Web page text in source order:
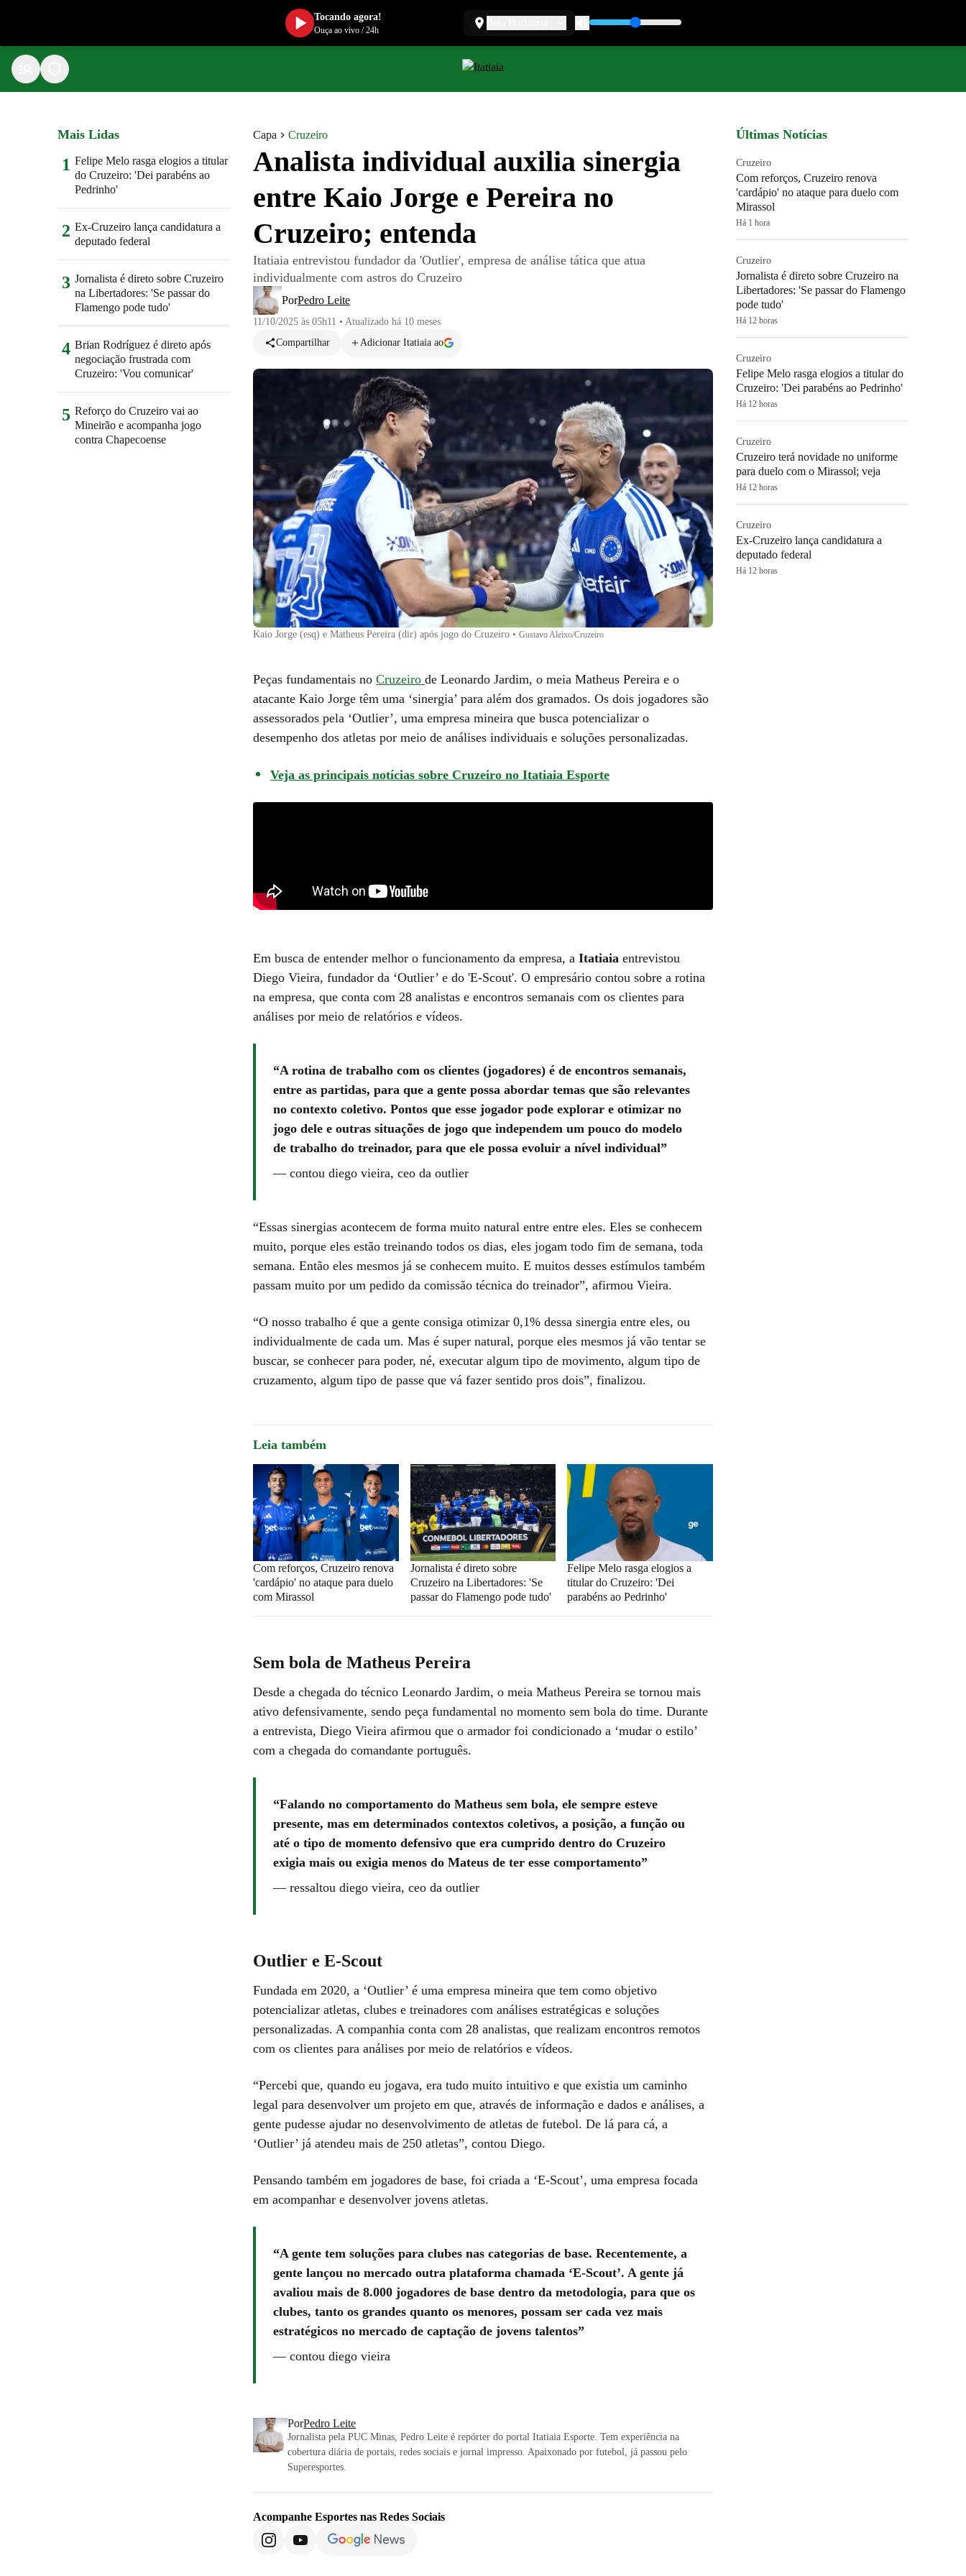
Capa Cruzeiro
Analista individual auxilia sinergia
entre Kaio Jorge e Pereira no
Cruzeiro; entenda
Itatiaia entrevistou fundador da 'Outlier', empresa de análise tática que atua
individualmente com astros do Cruzeiro
PorPedro Leite
11/10/2025 às 05h11 • Atualizado há 10 meses
Compartilhar
Adicionar Itatiaia ao
Kaio Jorge (esq) e Matheus Pereira (dir) após jogo do Cruzeiro • Gustavo Aleixo/Cruzeiro
Peças fundamentais no Cruzeiro de Leonardo Jardim, o meia Matheus Pereira e o
atacante Kaio Jorge têm uma ‘sinergia’ para além dos gramados. Os dois jogadores são
assessorados pela ‘Outlier’, uma empresa mineira que busca potencializar o
desempenho dos atletas por meio de análises individuais e soluções personalizadas.
Veja as principais notícias sobre Cruzeiro no Itatiaia Esporte
Em busca de entender melhor o funcionamento da empresa, a Itatiaia entrevistou
Diego Vieira, fundador da ‘Outlier’ e do 'E-Scout'. O empresário contou sobre a rotina
na empresa, que conta com 28 analistas e encontros semanais com os clientes para
análises por meio de relatórios e vídeos.
A rotina de trabalho com os clientes (jogadores) é de encontros semanais,
entre as partidas, para que a gente possa abordar temas que são relevantes
no contexto coletivo. Pontos que esse jogador pode explorar e otimizar no
jogo dele e outras situações de jogo que independem um pouco do modelo
de trabalho do treinador, para que ele possa evoluir a nível individual
— contou diego vieira, ceo da outlier
“Essas sinergias acontecem de forma muito natural entre entre eles. Eles se conhecem
muito, porque eles estão treinando todos os dias, eles jogam todo fim de semana, toda
semana. Então eles mesmos já se conhecem muito. E muitos desses estímulos também
passam muito por um pedido da comissão técnica do treinador”, afirmou Vieira.
“O nosso trabalho é que a gente consiga otimizar 0,1% dessa sinergia entre eles, ou
individualmente de cada um. Mas é super natural, porque eles mesmos já vão tentar se
buscar, se conhecer para poder, né, executar algum tipo de movimento, algum tipo de
cruzamento, algum tipo de passe que vá fazer sentido pros dois”, finalizou.
Leia também
Com reforços, Cruzeiro renova
'cardápio' no ataque para duelo
com Mirassol
Jornalista é direto sobre
Cruzeiro na Libertadores: 'Se
passar do Flamengo pode tudo'
Felipe Melo rasga elogios a
titular do Cruzeiro: 'Dei
parabéns ao Pedrinho'
Sem bola de Matheus Pereira
Desde a chegada do técnico Leonardo Jardim, o meia Matheus Pereira se tornou mais
ativo defensivamente, sendo peça fundamental no momento sem bola do time. Durante
a entrevista, Diego Vieira afirmou que o armador foi condicionado a ‘mudar o estilo’
com a chegada do comandante português.
Falando no comportamento do Matheus sem bola, ele sempre esteve
presente, mas em determinados contextos coletivos, a posição, a função ou
até o tipo de momento defensivo que era cumprido dentro do Cruzeiro
exigia mais ou exigia menos do Mateus de ter esse comportamento
— ressaltou diego vieira, ceo da outlier
Outlier e E-Scout
Fundada em 2020, a ‘Outlier’ é uma empresa mineira que tem como objetivo
potencializar atletas, clubes e treinadores com análises estratégicas e soluções
personalizadas. A companhia conta com 28 analistas, que realizam encontros remotos
com os clientes para análises por meio de relatórios e vídeos.
“Percebi que, quando eu jogava, era tudo muito intuitivo e que existia um caminho
legal para desenvolver um projeto em que, através de informação e dados e análises, a
gente pudesse ajudar no desenvolvimento de atletas de futebol. De lá para cá, a
‘Outlier’ já atendeu mais de 250 atletas”, contou Diego.
Pensando também em jogadores de base, foi criada a ‘E-Scout’, uma empresa focada
em acompanhar e desenvolver jovens atletas.
A gente tem soluções para clubes nas categorias de base. Recentemente, a
gente lançou no mercado outra plataforma chamada ‘E-Scout’. A gente já
avaliou mais de 8.000 jogadores de base dentro da metodologia, para que os
clubes, tanto os grandes quanto os menores, possam ser cada vez mais
estratégicos no mercado de captação de jovens talentos
— contou diego vieira
PorPedro Leite
Jornalista pela PUC Minas, Pedro Leite é repórter do portal Itatiaia Esporte. Tem experiência na
cobertura diária de portais, redes sociais e jornal impresso. Apaixonado por futebol, já passou pelo
Superesportes.
Acompanhe Esportes nas Redes Sociais
Mais Lidas
1 Felipe Melo rasga elogios a titular
do Cruzeiro: 'Dei parabéns ao
Pedrinho'
2 Ex-Cruzeiro lança candidatura a
deputado federal
3 Jornalista é direto sobre Cruzeiro
na Libertadores: 'Se passar do
Flamengo pode tudo'
4 Brian Rodríguez é direto após
negociação frustrada com
Cruzeiro: 'Vou comunicar'
5 Reforço do Cruzeiro vai ao
Mineirão e acompanha jogo
contra Chapecoense
Últimas Notícias
Cruzeiro
Com reforços, Cruzeiro renova
'cardápio' no ataque para duelo com
Mirassol
Há 1 hora
Cruzeiro
Jornalista é direto sobre Cruzeiro na
Libertadores: 'Se passar do Flamengo
pode tudo'
Há 12 horas
Cruzeiro
Felipe Melo rasga elogios a titular do
Cruzeiro: 'Dei parabéns ao Pedrinho'
Há 12 horas
Cruzeiro
Cruzeiro terá novidade no uniforme
para duelo com o Mirassol; veja
Há 12 horas
Cruzeiro
Ex-Cruzeiro lança candidatura a
deputado federal
Há 12 horas
Tocando agora!
Ouça ao vivo/24h